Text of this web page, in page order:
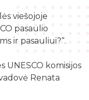
mokymai
įranga
apie Šilalės rajoną
„Versmė“
viešojoje
pasaulio
ir pasauliui?“.
UNESCO komisijos
Renata